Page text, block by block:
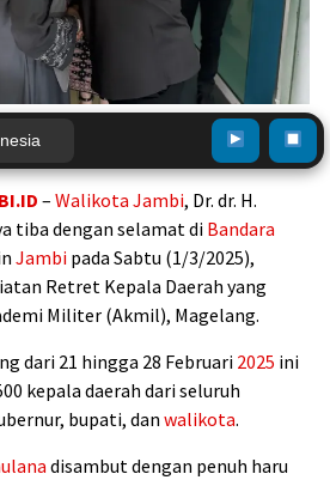
– Walikota Jambi, Dr. dr. H.
tiba dengan selamat di Bandara
Jambi pada Sabtu (1/3/2025),
Retret Kepala Daerah yang
Militer (Akmil), Magelang.
dari 21 hingga 28 Februari 2025 ini
kepala daerah dari seluruh
bupati, dan walikota.
disambut dengan penuh haru